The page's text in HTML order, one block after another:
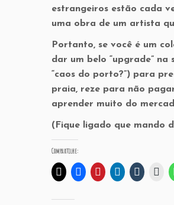
estrangeiros estão cada
uma obra de um artista
Portanto, se você é um
dar um belo “upgrade”
“caos do porto?”) para
praia, reze para não
aprender muito do
(Fique ligado que mando
Compartilhe: